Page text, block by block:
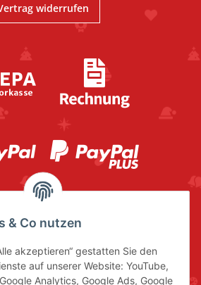
widerrufen
& Co nutzen
akzeptieren“ gestatten Sie den
auf unserer Website: YouTube,
Analytics, Google Ads, Google